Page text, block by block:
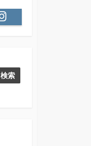
Instagram
検索